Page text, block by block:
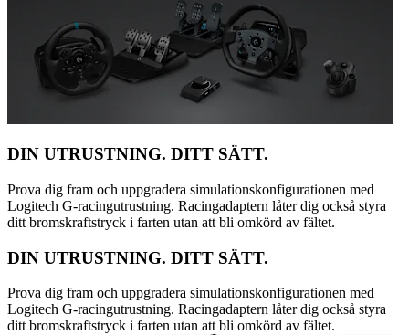
DIN UTRUSTNING. DITT SÄTT.
Prova dig fram och uppgradera simulationskonfigurationen med
Logitech G-racingutrustning. Racingadaptern låter dig också styra
ditt bromskraftstryck i farten utan att bli omkörd av fältet.
DIN UTRUSTNING. DITT SÄTT.
Prova dig fram och uppgradera simulationskonfigurationen med
Logitech G-racingutrustning. Racingadaptern låter dig också styra
ditt bromskraftstryck i farten utan att bli omkörd av fältet.